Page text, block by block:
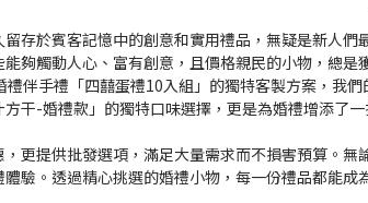
存於賓客記憶中的創意和實用禮品，無疑是新人
夠觸動人心、富有創意，且價格親民的小物，總
禮伴手禮「四囍蛋禮10入組」的獨特客製方案，我
干-婚禮款」的獨特口味選擇，更是為婚禮增添了
更提供批發選項，滿足大量需求而不損害預算。
驗。透過精心挑選的婚禮小物，每一份禮品都能